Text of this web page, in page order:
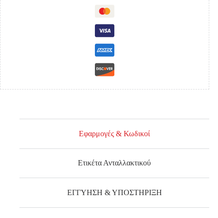
Εφαρμογές & Κωδικοί
Ετικέτα Ανταλλακτικού
ΕΓΓΥΗΣΗ & ΥΠΟΣΤΗΡΙΞΗ